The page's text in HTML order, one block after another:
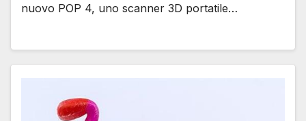
nuovo POP 4, uno scanner 3D portatile…